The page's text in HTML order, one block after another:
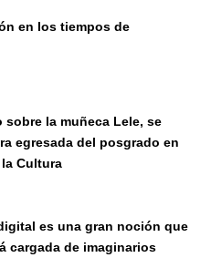
en los tiempos de
sobre la muñeca Lele, se
egresada del posgrado en
Cultura
es una gran noción que
cargada de imaginarios